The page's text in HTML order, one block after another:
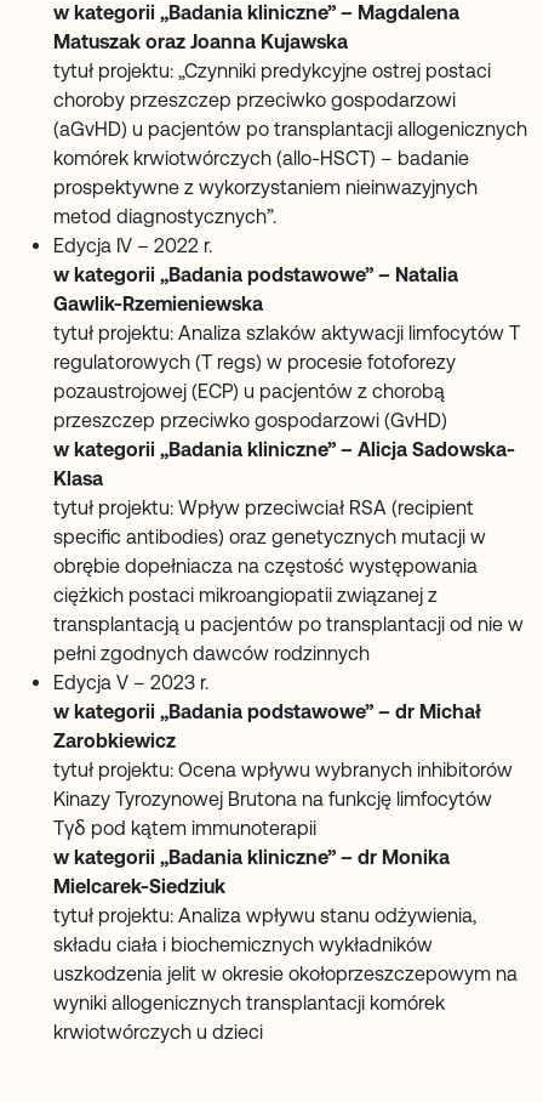
w kategorii „Badania kliniczne” – Magdalena
Matuszak oraz Joanna Kujawska
tytuł projektu: „Czynniki predykcyjne ostrej postaci
choroby przeszczep przeciwko gospodarzowi
(aGvHD) u pacjentów po transplantacji allogenicznych
komórek krwiotwórczych (allo-HSCT) – badanie
prospektywne z wykorzystaniem nieinwazyjnych
metod diagnostycznych”.
Edycja IV – 2022 r.
w kategorii „Badania podstawowe” – Natalia
Gawlik-Rzemieniewska
tytuł projektu: Analiza szlaków aktywacji limfocytów T
regulatorowych (T regs) w procesie fotoforezy
pozaustrojowej (ECP) u pacjentów z chorobą
przeszczep przeciwko gospodarzowi (GvHD)
w kategorii „Badania kliniczne” – Alicja Sadowska-
Klasa
tytuł projektu: Wpływ przeciwciał RSA (recipient
specific antibodies) oraz genetycznych mutacji w
obrębie dopełniacza na częstość występowania
ciężkich postaci mikroangiopatii związanej z
transplantacją u pacjentów po transplantacji od nie w
pełni zgodnych dawców rodzinnych
Edycja V – 2023 r.
w kategorii „Badania podstawowe” – dr Michał
Zarobkiewicz
tytuł projektu: Ocena wpływu wybranych inhibitorów
Kinazy Tyrozynowej Brutona na funkcję limfocytów
Tγδ pod kątem immunoterapii
w kategorii „Badania kliniczne” – dr Monika
Mielcarek-Siedziuk
tytuł projektu: Analiza wpływu stanu odżywienia,
składu ciała i biochemicznych wykładników
uszkodzenia jelit w okresie okołoprzeszczepowym na
wyniki allogenicznych transplantacji komórek
krwiotwórczych u dzieci